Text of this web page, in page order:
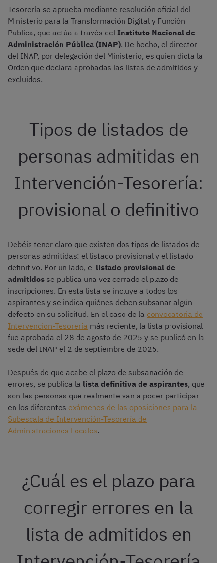
Tesorería se aprueba mediante resolución oficial del
Ministerio para la Transformación Digital y Función
Pública, que actúa a través del Instituto Nacional de
Administración Pública (INAP). De hecho, el director
del INAP, por delegación del Ministerio, es quien dicta la
Orden que declara aprobadas las listas de admitidos y
excluidos.
Tipos de listados de
personas admitidas en
Intervención-Tesorería:
provisional o definitivo
Debéis tener claro que existen dos tipos de listados de
personas admitidas: el listado provisional y el listado
definitivo. Por un lado, el listado provisional de
admitidos se publica una vez cerrado el plazo de
inscripciones. En esta lista se incluye a todos los
aspirantes y se indica quiénes deben subsanar algún
defecto en su solicitud. En el caso de la convocatoria de
Intervención-Tesorería más reciente, la lista provisional
fue aprobada el 28 de agosto de 2025 y se publicó en la
sede del INAP el 2 de septiembre de 2025.
Después de que acabe el plazo de subsanación de
errores, se publica la lista definitiva de aspirantes, que
son las personas que realmente van a poder participar
en los diferentes exámenes de las oposiciones para la
Subescala de Intervención-Tesorería de
Administraciones Locales.
¿Cuál es el plazo para
corregir errores en la
lista de admitidos en